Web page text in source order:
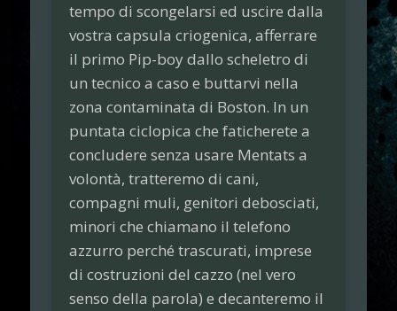
tempo di scongelarsi ed uscire dalla
vostra capsula criogenica, afferrare
il primo Pip-boy dallo scheletro di
un tecnico a caso e buttarvi nella
zona contaminata di Boston. In un
puntata ciclopica che faticherete a
concludere senza usare Mentats a
volontà, tratteremo di cani,
compagni muli, genitori debosciati,
minori che chiamano il telefono
azzurro perché trascurati, imprese
di costruzioni del cazzo (nel vero
senso della parola) e decanteremo il